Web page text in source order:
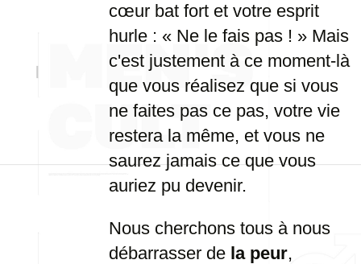
cœur bat fort et votre esprit
hurle : « Ne le fais pas ! » Mais
c'est justement à ce moment-là
que vous réalisez que si vous
ne faites pas ce pas, votre vie
restera la même, et vous ne
saurez jamais ce que vous
auriez pu devenir.
Nous cherchons tous à nous
débarrasser de la peur,